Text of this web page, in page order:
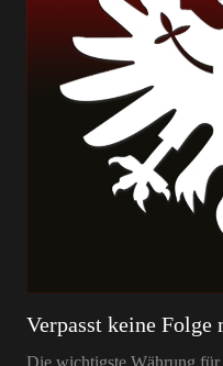
Verpasst keine Folge